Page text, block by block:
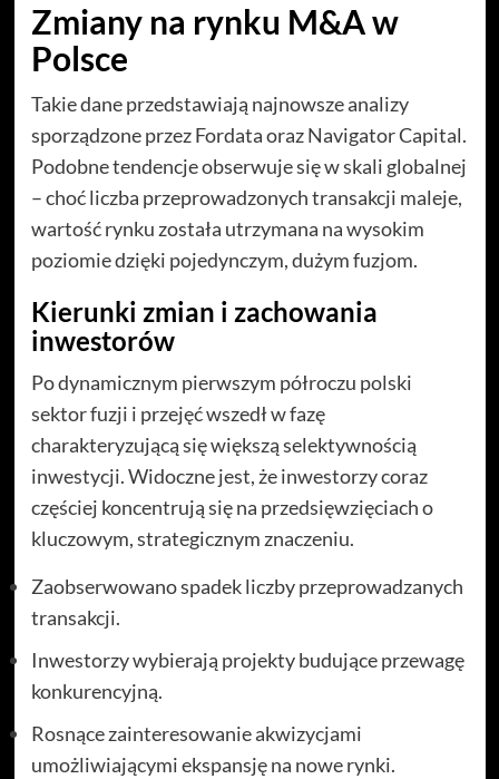
Zmiany na rynku M&A w
Polsce
Takie dane przedstawiają najnowsze analizy
sporządzone przez Fordata oraz Navigator Capital.
Podobne tendencje obserwuje się w skali globalnej
– choć liczba przeprowadzonych transakcji maleje,
wartość rynku została utrzymana na wysokim
poziomie dzięki pojedynczym, dużym fuzjom.
Kierunki zmian i zachowania
inwestorów
Po dynamicznym pierwszym półroczu polski
sektor fuzji i przejęć wszedł w fazę
charakteryzującą się większą selektywnością
inwestycji. Widoczne jest, że inwestorzy coraz
częściej koncentrują się na przedsięwzięciach o
kluczowym, strategicznym znaczeniu.
Zaobserwowano spadek liczby przeprowadzanych
transakcji.
Inwestorzy wybierają projekty budujące przewagę
konkurencyjną.
Rosnące zainteresowanie akwizycjami
umożliwiającymi ekspansję na nowe rynki.